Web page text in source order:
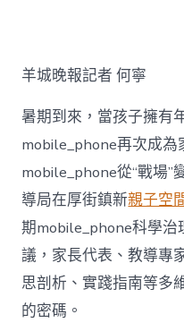
羊城晚報記者 何寧
暑期到來，當孩子擁有
mobile_phone再次成為
mobile_phone從“戰場”
導局在厚街鎮新親子空
期mobile_phone科學治
議，家長代表、教導專
思剖析、實踐指南等多
的密碼。